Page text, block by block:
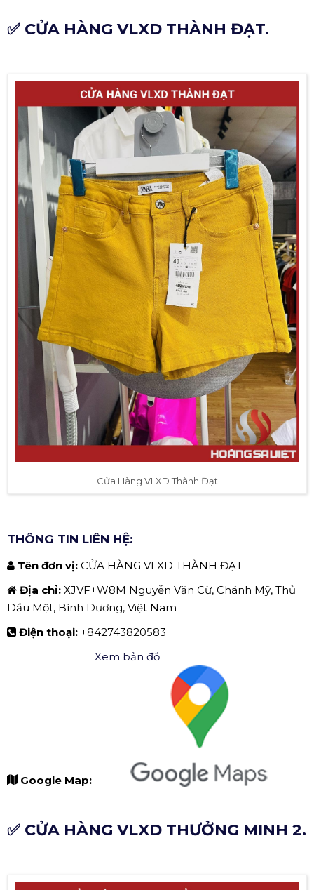
✅ CỬA HÀNG VLXD THÀNH ĐẠT.
Cửa Hàng VLXD Thành Đạt
THÔNG TIN LIÊN HỆ:
Tên đơn vị: CỬA HÀNG VLXD THÀNH ĐẠT
Địa chỉ: XJVF+W8M Nguyễn Văn Cừ, Chánh Mỹ, Thủ
Dầu Một, Bình Dương, Việt Nam
Điện thoại: +842743820583
Google Map:
Xem bản đồ
✅ CỬA HÀNG VLXD THƯỞNG MINH 2.